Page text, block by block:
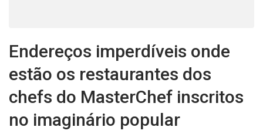
Endereços imperdíveis onde
estão os restaurantes dos
chefs do MasterChef inscritos
no imaginário popular